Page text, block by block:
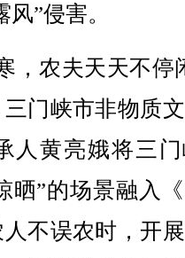
”侵害。
农夫天天不停
门峡市非物质
人黄亮娥将三
晒”的场景融入
不误农时，开